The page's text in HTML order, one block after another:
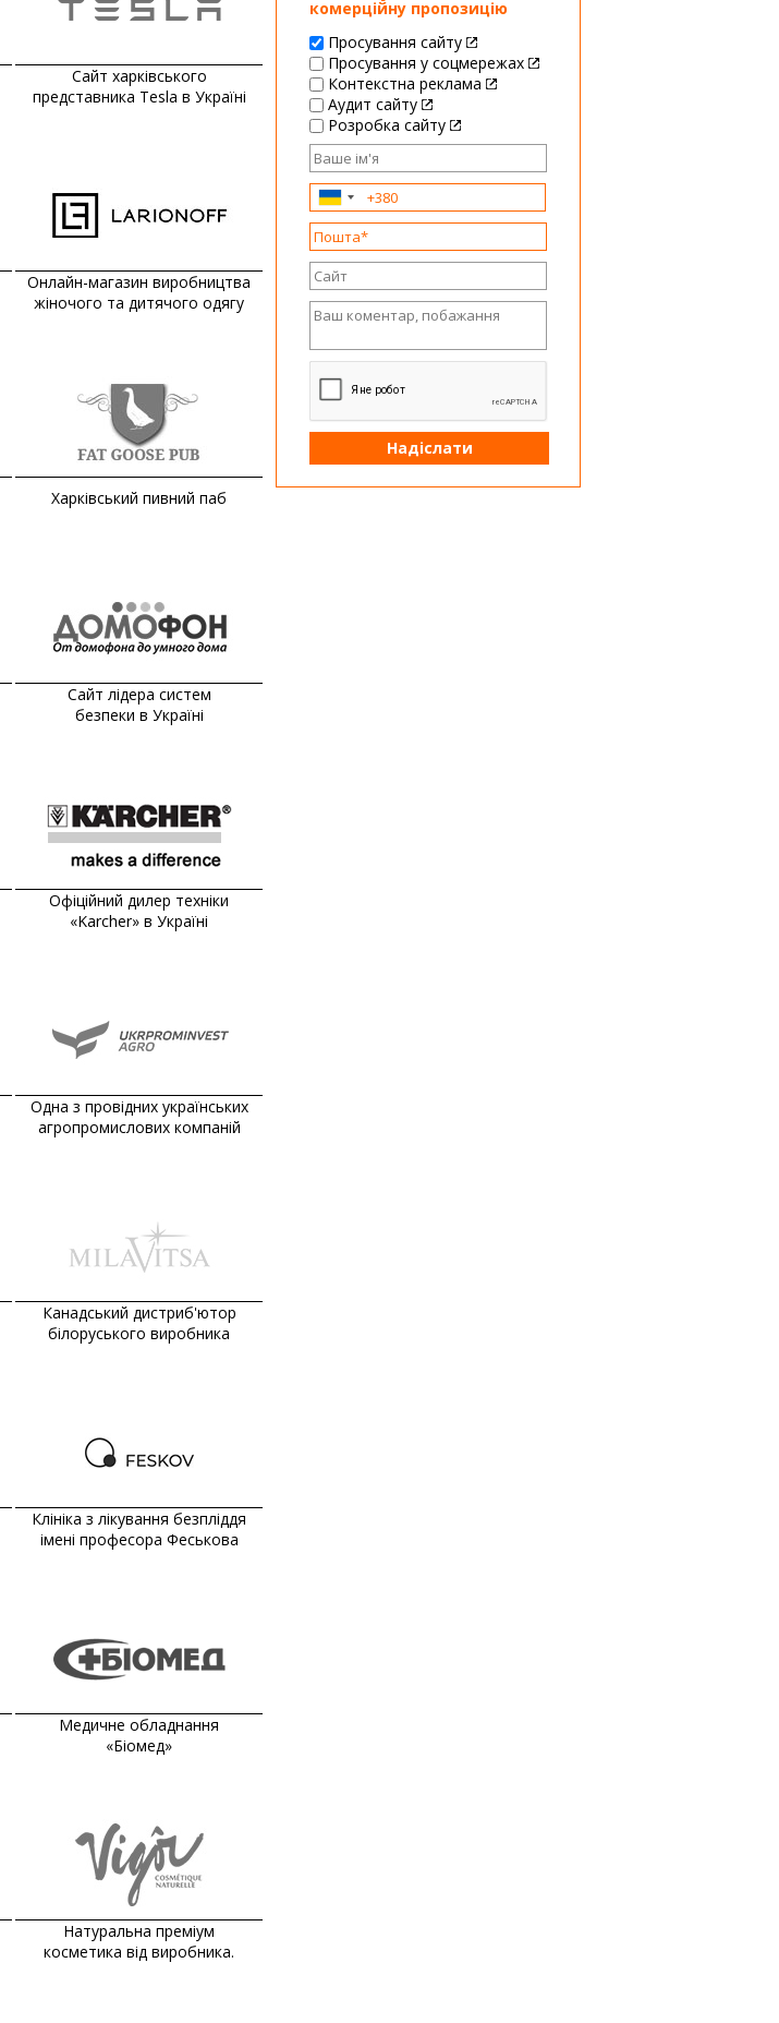
комерційну пропозицію
Просування сайту
Просування у соцмережах
Контекстна реклама
Аудит сайту
Розробка сайту
Надіслати
Сайт харківського
представника Tesla в Україні
Онлайн-магазин виробництва
жіночого та дитячого одягу
Харківський пивний паб
Сайт лідера систем
безпеки в Україні
Офіційний дилер техніки
«Karcher» в Україні
Одна з провідних українських
агропромислових компаній
Канадський дистриб'ютор
білоруського виробника
Клініка з лікування безпліддя
імені професора Феськова
Медичне обладнання
«Біомед»
Натуральна преміум
косметика від виробника.